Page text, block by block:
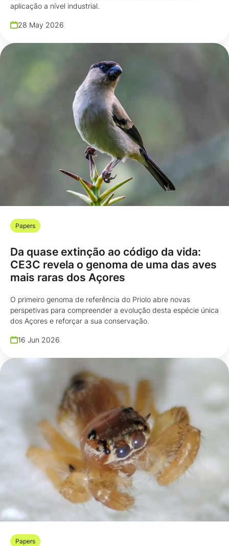
aplicação a nível industrial.
28 May 2026
Papers
Da quase extinção ao código da vida:
CE3C revela o genoma de uma das aves
mais raras dos Açores
O primeiro genoma de referência do Priolo abre novas
perspetivas para compreender a evolução desta espécie única
dos Açores e reforçar a sua conservação.
16 Jun 2026
Papers